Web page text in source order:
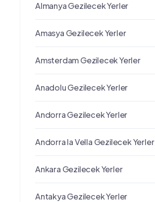
Almanya Gezilecek Yerler
Amasya Gezilecek Yerler
Amsterdam Gezilecek Yerler
Anadolu Gezilecek Yerler
Andorra Gezilecek Yerler
Andorra la Vella Gezilecek Yerler
Ankara Gezilecek Yerler
Antakya Gezilecek Yerler